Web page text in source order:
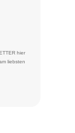
hier
liebsten